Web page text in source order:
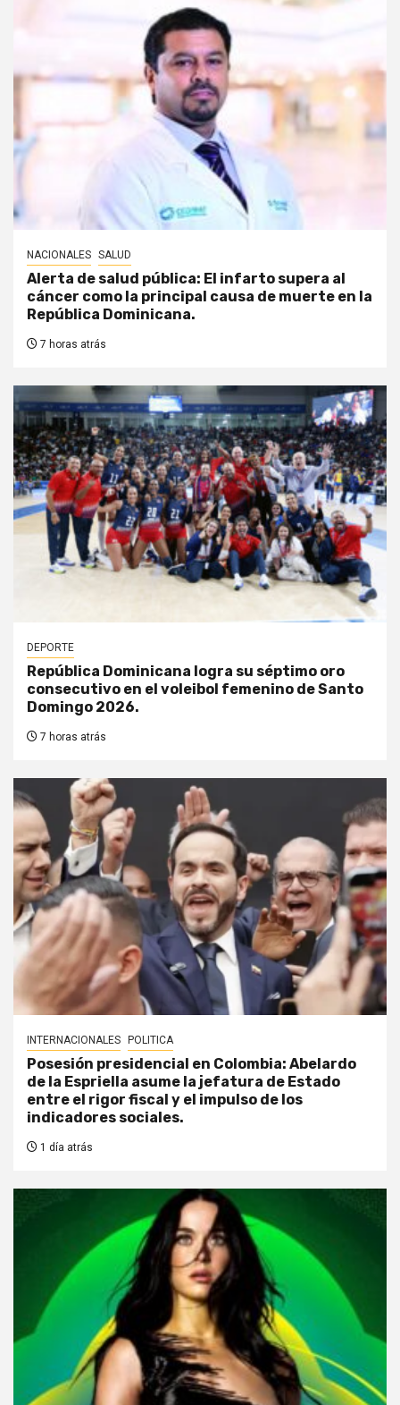
NACIONALES SALUD
Alerta de salud pública: El infarto supera al
cáncer como la principal causa de muerte en la
República Dominicana.
7 horas atrás
DEPORTE
República Dominicana logra su séptimo oro
consecutivo en el voleibol femenino de Santo
Domingo 2026.
7 horas atrás
INTERNACIONALES POLITICA
Posesión presidencial en Colombia: Abelardo
de la Espriella asume la jefatura de Estado
entre el rigor fiscal y el impulso de los
indicadores sociales.
1 día atrás